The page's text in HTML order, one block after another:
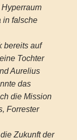
in falsche
bereits auf
Tochter
Aurelius
das
die Mission
Forrester
Zukunft der